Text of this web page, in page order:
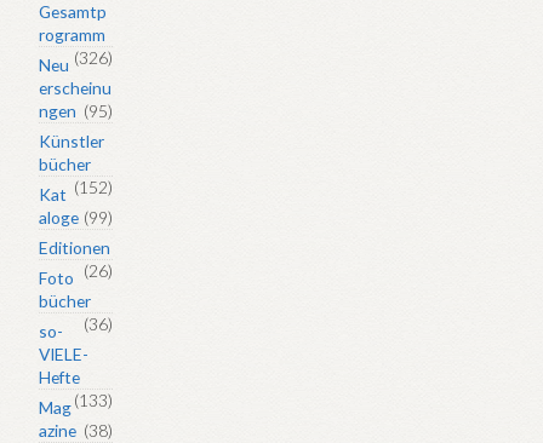
Gesamtp
rogramm
(326)
Neu
erscheinu
ngen (95)
Künstler
bücher
(152)
Kat
aloge (99)
Editionen
(26)
Foto
bücher
(36)
so-
VIELE-
Hefte
(133)
Mag
azine (38)